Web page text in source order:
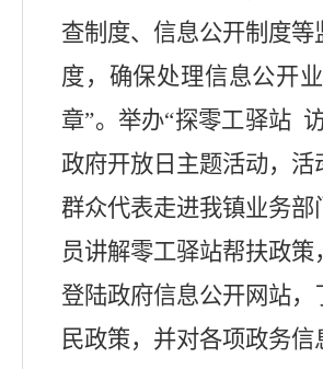
查制度、信息公开制度等
度，确保处理信息公开
章”。举办“探零工驿站
政府开放日主题活动，活
群众代表走进我镇业务部
员讲解零工驿站帮扶政策
登陆政府信息公开网站，
民政策，并对各项政务信